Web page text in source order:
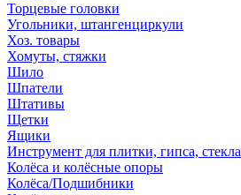
Торцевые головки
Угольники, штангенциркули
Хоз. товары
Хомуты, стяжки
Шило
Шпатели
Штативы
Щетки
Ящики
Инструмент для плитки, гипса, стекла
Колёса и колёсные опоры
Колёса/Подшибники